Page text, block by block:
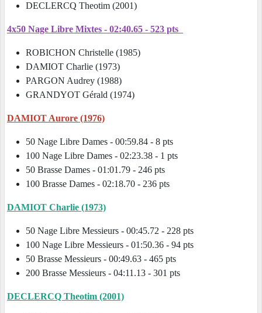
DECLERCQ Theotim (2001)
4x50 Nage Libre Mixtes - 02:40.65 - 523 pts
ROBICHON Christelle (1985)
DAMIOT Charlie (1973)
PARGON Audrey (1988)
GRANDYOT Gérald (1974)
DAMIOT Aurore (1976)
50 Nage Libre Dames - 00:59.84 - 8 pts
100 Nage Libre Dames - 02:23.38 - 1 pts
50 Brasse Dames - 01:01.79 - 246 pts
100 Brasse Dames - 02:18.70 - 236 pts
DAMIOT Charlie (1973)
50 Nage Libre Messieurs - 00:45.72 - 228 pts
100 Nage Libre Messieurs - 01:50.36 - 94 pts
50 Brasse Messieurs - 00:49.63 - 465 pts
200 Brasse Messieurs - 04:11.13 - 301 pts
DECLERCQ Theotim (2001)